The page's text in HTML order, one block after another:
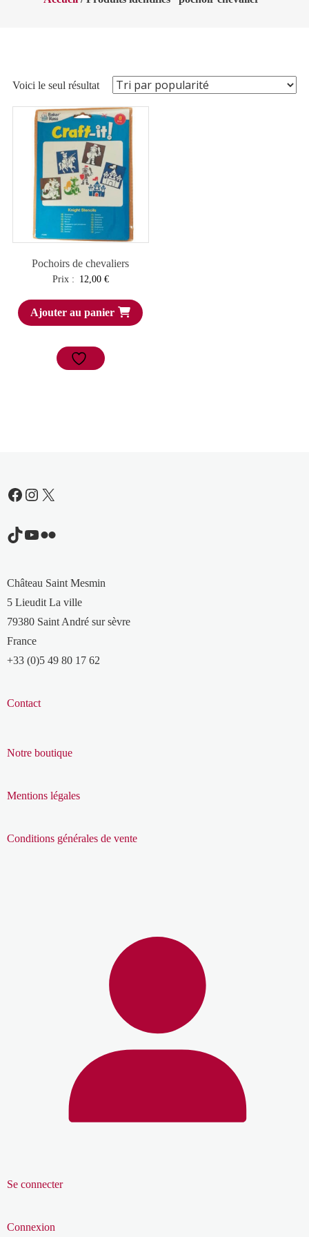
Voici le seul résultat
Pochoirs de chevaliers
Prix : 12,00 €
Ajouter au panier
Facebook
Instagram
X
TikTok
YouTube
Flickr
Château Saint Mesmin
5 Lieudit La ville
79380 Saint André sur sèvre
France
+33 (0)5 49 80 17 62
Contact
Notre boutique
Mentions légales
Conditions générales de vente
Se connecter
Connexion